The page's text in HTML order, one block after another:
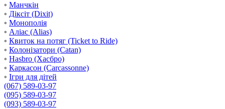
◦ Манчкін
◦ Діксіт (Dixit)
◦ Монополія
◦ Аліас (Alias)
◦ Квиток на потяг (Ticket to Ride)
◦ Колонізатори (Catan)
◦ Hasbro (Хасбро)
◦ Каркасон (Carcassonne)
◦ Ігри для дітей
(067) 589-03-97
(095) 589-03-97
(093) 589-03-97